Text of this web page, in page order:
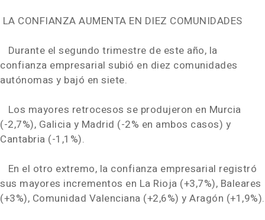
LA CONFIANZA AUMENTA EN DIEZ COMUNIDADES
Durante el segundo trimestre de este año, la
confianza empresarial subió en diez comunidades
autónomas y bajó en siete.
Los mayores retrocesos se produjeron en Murcia
(-2,7%), Galicia y Madrid (-2% en ambos casos) y
Cantabria (-1,1%).
En el otro extremo, la confianza empresarial registró
sus mayores incrementos en La Rioja (+3,7%), Baleares
(+3%), Comunidad Valenciana (+2,6%) y Aragón (+1,9%).